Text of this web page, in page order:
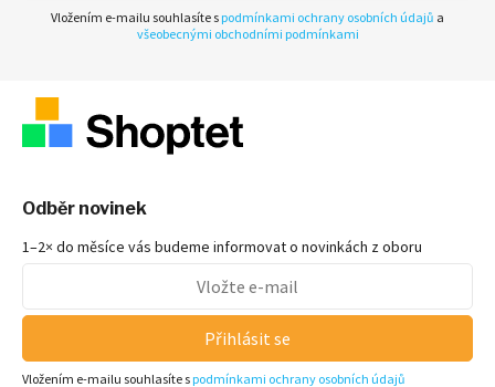
Vložením e-mailu souhlasíte s podmínkami ochrany osobních údajů a
všeobecnými obchodními podmínkami
Odběr novinek
1–2× do měsíce vás budeme informovat o novinkách z oboru
Přihlásit se
Vložením e-mailu souhlasíte s podmínkami ochrany osobních údajů